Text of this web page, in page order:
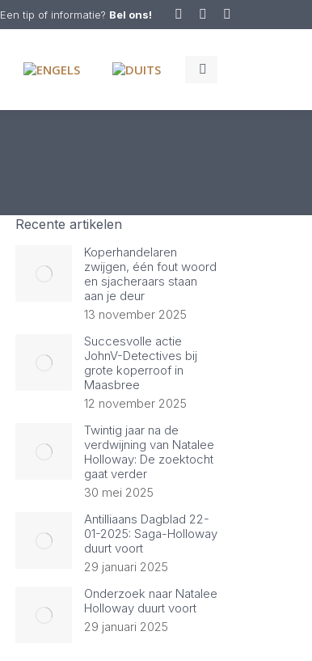
Een tip of informatie? Bel ons!
opens
new
opens
newnew
Search:
Recente artikelen
Koperhandelaren
zwijgen, één fout woord
en sjacheraars staan
aan je deur
13 november 2025
Succesvolle actie
JohnV-Detectives bij
grote koperroof in
Maasbree
12 november 2025
Twintig jaar na de
verdwijning van Natalee
Holloway: De zoektocht
gaat verder
30 mei 2025
Antilliaans Dagblad 22-
01-2025: Saga-Holloway
duurt voort
29 januari 2025
Onderzoek naar Natalee
Holloway duurt voort
29 januari 2025